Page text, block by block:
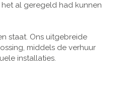
al geregeld had kunnen
staat. Ons uitgebreide
middels de verhuur
installaties.